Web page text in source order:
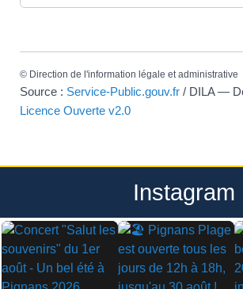
© Direction de l'information légale et administrative
Source : Service-Public.gouv.fr / DILA —
Licence Ouverte v2.0
Instagram